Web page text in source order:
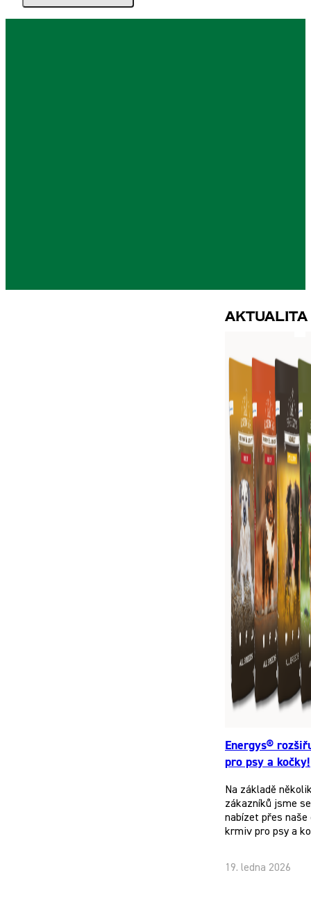
Aktualita
Energys®
pro psy a kočky!
Na základě
zákazníků jsme
nabízet přes
krmiv pro psy a
19. ledna 2026